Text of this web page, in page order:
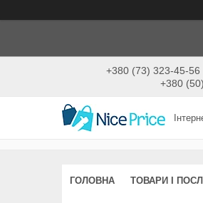
+380 (73) 323-45-56
+380
ГОЛОВНА ТОВАРИ І